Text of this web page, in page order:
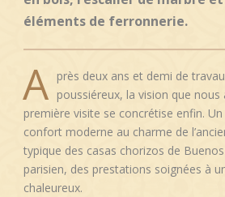
éléments de ferronnerie.
A près deux ans et demi de
poussiéreux, la vision que
première visite se concrétise enfin.
confort moderne au charme de
typique des casas chorizos de
parisien, des prestations soignées à
chaleureux.